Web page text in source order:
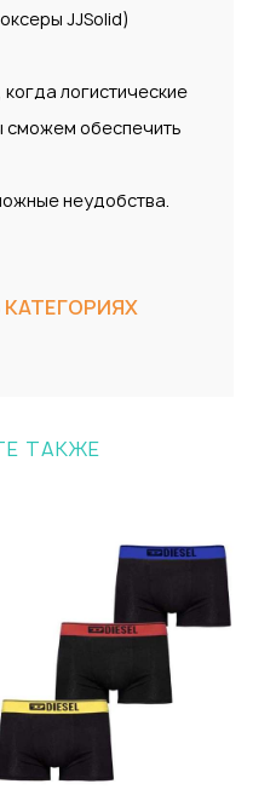
JJSolid)
логистические
сможем обеспечить
неудобства.
ТАКЖЕ